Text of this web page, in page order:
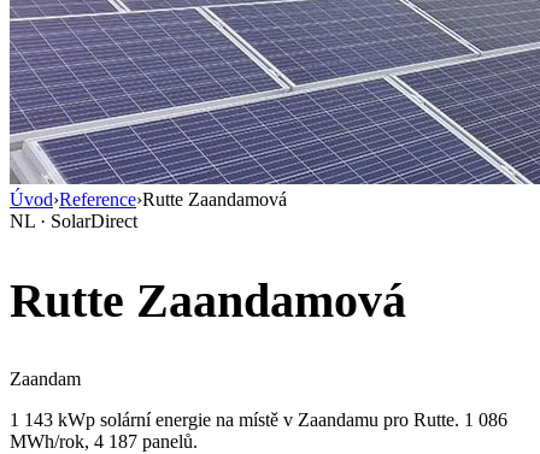
Úvod›Reference›Rutte Zaandamová
NL · SolarDirect
Rutte Zaandamová
Zaandam
1 143 kWp solární energie na místě v Zaandamu pro Rutte. 1 086
MWh/rok, 4 187 panelů.